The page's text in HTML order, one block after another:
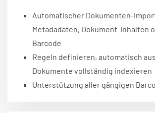
Automatischer Dokumenten-
Metadadaten, Dokument-Inhalten
Barcode
Regeln definieren, automatisch
Dokumente vollständig indexieren
Unterstützung aller gängigen